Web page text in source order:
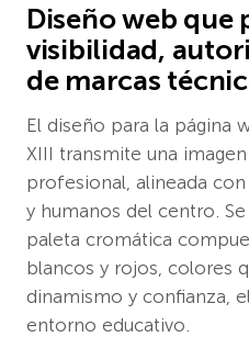
Diseño web que
visibilidad,
de marcas
El diseño para la página
XIII transmite una
profesional, alineada
y humanos del centro.
paleta cromática
blancos y rojos, colores
dinamismo y confianza,
entorno educativo.